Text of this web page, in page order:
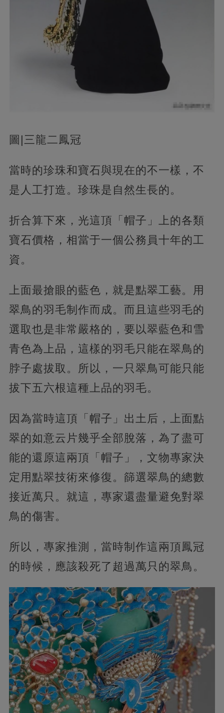
圖|三龍二鳳冠
當時的珍珠和寶石與現在的不一樣，不
是人工打造。珍珠是自然生長的。
折合算下來，光這頂「帽子」上的各類
寶石價格，相當于一個公務員十年的工
資。
上面最搶眼的藍色，就是點翠工藝。用
翠鳥的羽毛制作而成。而且這些羽毛的
選取也是非常嚴格的，要以翠藍色和雪
青色為上品，這樣的羽毛只能在翠鳥的
脖子處拔取。所以，一只翠鳥可能只能
拔下五六根這種上品的羽毛。
因為當時這頂「帽子」出土后，上面點
翠的如意云片幾乎全部脫落，為了盡可
能的還原這兩頂「帽子」，文物專家決
定用點翠技術來修復。篩選翠鳥的總數
接近萬只。就這，專家還盡量避免對翠
鳥的傷害。
所以，專家推測，當時制作這兩頂鳳冠
的時候，應該殺死了超過萬只的翠鳥。